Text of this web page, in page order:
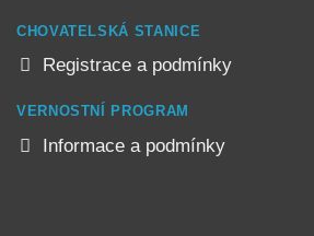
CHOVATELSKÁ STANICE
Registrace a podmínky
VERNOSTNÍ PROGRAM
Informace a podmínky